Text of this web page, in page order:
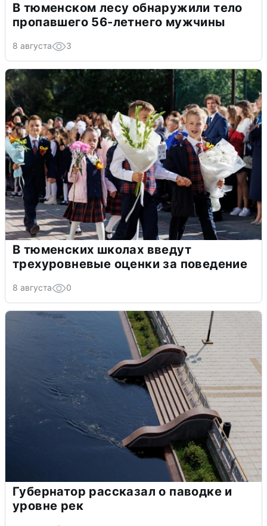
В тюменском лесу обнаружили тело
пропавшего 56-летнего мужчины
8 августа 3
В тюменских школах введут
трехуровневые оценки за поведение
8 августа 0
Губернатор рассказал о паводке и
уровне рек